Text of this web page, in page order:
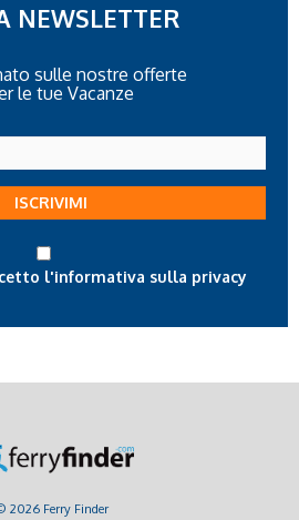
NEWSLETTER
sulle nostre offerte
le tue Vacanze
ISCRIVIMI
l'informativa sulla privacy
2026 Ferry Finder